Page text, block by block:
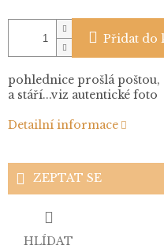
Přidat do
pohlednice prošlá
a stáří...viz autentické foto
Detailní informace
ZEPTAT SE
HLÍDAT